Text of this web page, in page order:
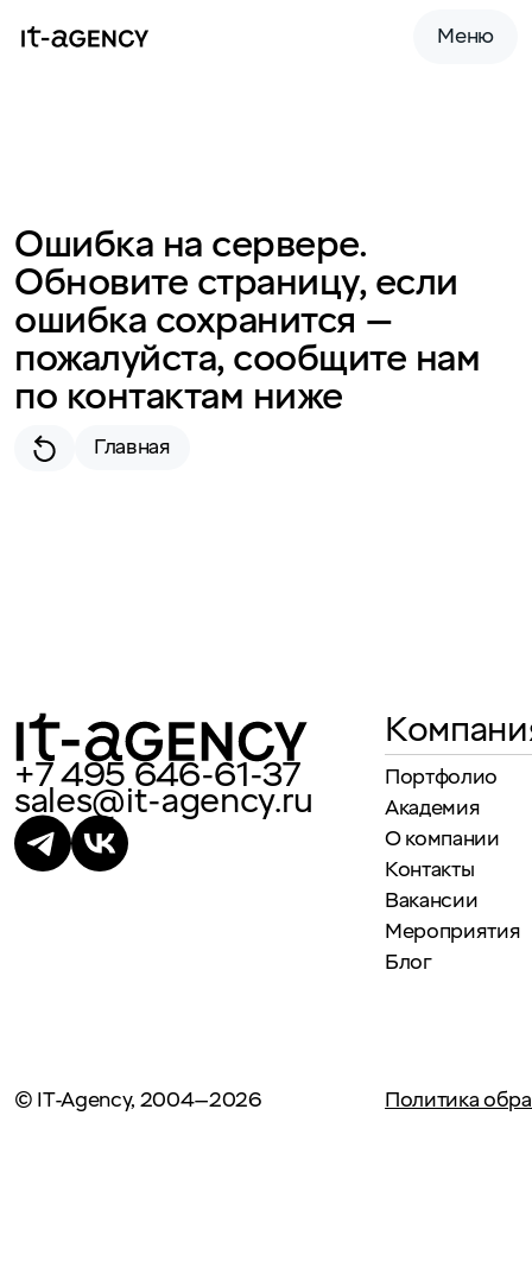
Меню
Ошибка на сервере.
Обновите страницу, если
ошибка сохранится —
пожалуйста, сообщите нам
по контактам ниже
Главная
+7 495 646-61-37
sales@it-agency.ru
Портфолио
Академия
О компании
Контакты
Вакансии
Мероприятия
Блог
© IT-Agency, 2004—2026 Политика